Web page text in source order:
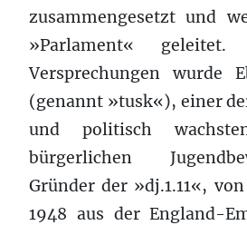
zusammengesetzt und
»Parlament«
Versprechungen wurde
(genannt »tusk«), einer
und politisch
bürgerlichen
Gründer der »dj.1.11«,
1948 aus der England-